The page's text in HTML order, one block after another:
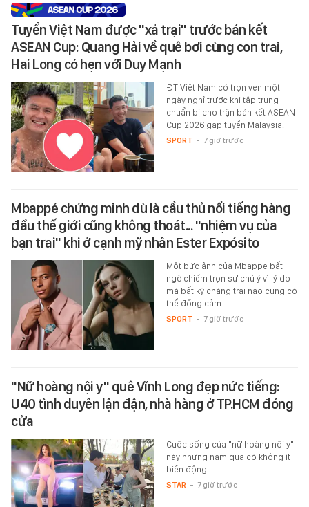
Tuyển Việt Nam được "xả trại" trước bán kết
ASEAN Cup: Quang Hải về quê bơi cùng con trai,
Hai Long có hẹn với Duy Mạnh
ĐT Việt Nam có trọn vẹn một
ngày nghỉ trước khi tập trung
chuẩn bị cho trận bán kết ASEAN
Cup 2026 gặp tuyển Malaysia.
SPORT - 7 giờ trước
Mbappé chứng minh dù là cầu thủ nổi tiếng hàng
đầu thế giới cũng không thoát... "nhiệm vụ của
bạn trai" khi ở cạnh mỹ nhân Ester Expósito
Một bức ảnh của Mbappe bất
ngờ chiếm trọn sự chú ý vì lý do
mà bất kỳ chàng trai nào cũng có
thể đồng cảm.
SPORT - 7 giờ trước
"Nữ hoàng nội y" quê Vĩnh Long đẹp nức tiếng:
U40 tình duyên lận đận, nhà hàng ở TP.HCM đóng
cửa
Cuộc sống của "nữ hoàng nội y"
này những năm qua có không ít
biến động.
STAR - 7 giờ trước